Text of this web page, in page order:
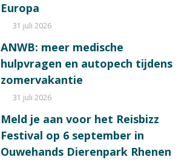
Europa
31 juli 2026
ANWB: meer medische
hulpvragen en autopech tijdens
zomervakantie
31 juli 2026
Meld je aan voor het Reisbizz
Festival op 6 september in
Ouwehands Dierenpark Rhenen